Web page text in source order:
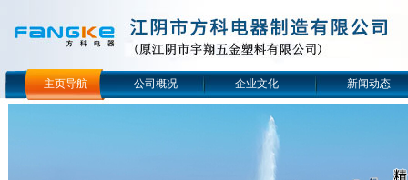
主页导航 公司概况 企业文化 新闻动态